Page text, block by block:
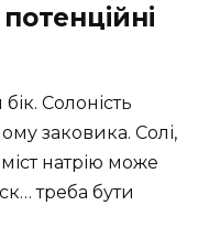
Солоність
заковика. Солі,
натрію може
треба бути